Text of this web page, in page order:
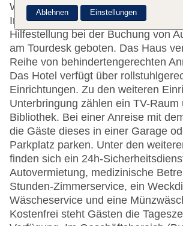
Wechselstube gehören zur
In der Unterbringung steht WLAN
Hilfestellung bei der Buchung von
am Tourdesk geboten. Das Haus
Reihe von behindertengerechten
Das Hotel verfügt über
Einrichtungen. Zu den weiteren
Unterbringung zählen ein TV-Raum
Bibliothek. Bei einer Anreise mit
die Gäste dieses in einer Garage
Parkplatz parken. Unter den
finden sich ein 24h-
Autovermietung, medizinische
Stunden-Zimmerservice, ein
Wäscheservice und eine
Kostenfrei steht Gästen die
Ablehnen Einstellungen